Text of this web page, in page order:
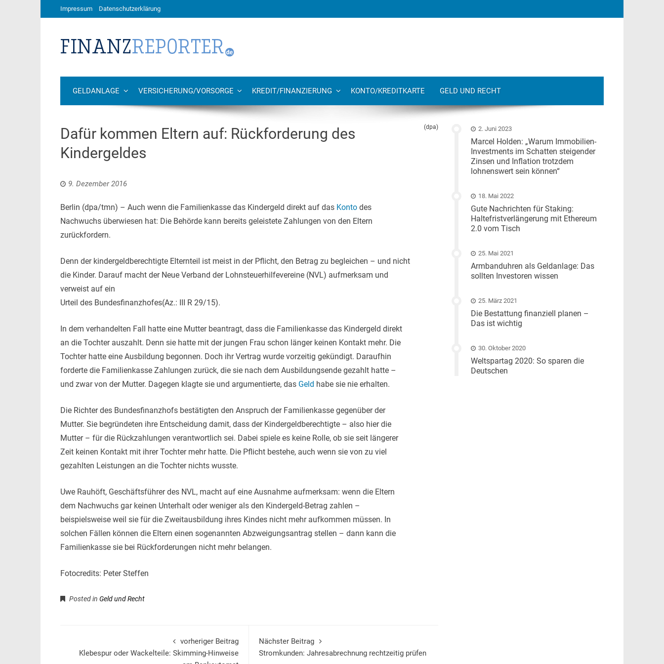
Impressum Datenschutzerklärung
GELDANLAGE VERSICHERUNG/VORSORGE KREDIT/FINANZIERUNG KONTO/KREDITKARTE GELD UND RECHT
Dafür kommen Eltern auf: Rückforderung des
Kindergeldes
(dpa)
9. Dezember 2016
Berlin (dpa/tmn) – Auch wenn die Familienkasse das Kindergeld direkt auf das Konto des
Nachwuchs überwiesen hat: Die Behörde kann bereits geleistete Zahlungen von den Eltern
zurückfordern.
Denn der kindergeldberechtigte Elternteil ist meist in der Pflicht, den Betrag zu begleichen – und nicht
die Kinder. Darauf macht der Neue Verband der Lohnsteuerhilfevereine (NVL) aufmerksam und
verweist auf ein
Urteil des Bundesfinanzhofes(Az.: III R 29/15).
In dem verhandelten Fall hatte eine Mutter beantragt, dass die Familienkasse das Kindergeld direkt
an die Tochter auszahlt. Denn sie hatte mit der jungen Frau schon länger keinen Kontakt mehr. Die
Tochter hatte eine Ausbildung begonnen. Doch ihr Vertrag wurde vorzeitig gekündigt. Daraufhin
forderte die Familienkasse Zahlungen zurück, die sie nach dem Ausbildungsende gezahlt hatte –
und zwar von der Mutter. Dagegen klagte sie und argumentierte, das Geld habe sie nie erhalten.
Die Richter des Bundesfinanzhofs bestätigten den Anspruch der Familienkasse gegenüber der
Mutter. Sie begründeten ihre Entscheidung damit, dass der Kindergeldberechtigte – also hier die
Mutter – für die Rückzahlungen verantwortlich sei. Dabei spiele es keine Rolle, ob sie seit längerer
Zeit keinen Kontakt mit ihrer Tochter mehr hatte. Die Pflicht bestehe, auch wenn sie von zu viel
gezahlten Leistungen an die Tochter nichts wusste.
Uwe Rauhöft, Geschäftsführer des NVL, macht auf eine Ausnahme aufmerksam: wenn die Eltern
dem Nachwuchs gar keinen Unterhalt oder weniger als den Kindergeld-Betrag zahlen –
beispielsweise weil sie für die Zweitausbildung ihres Kindes nicht mehr aufkommen müssen. In
solchen Fällen können die Eltern einen sogenannten Abzweigungsantrag stellen – dann kann die
Familienkasse sie bei Rückforderungen nicht mehr belangen.
Fotocredits: Peter Steffen
Posted in Geld und Recht
vorheriger Beitrag
Klebespur oder Wackelteile: Skimming-Hinweise
Nächster Beitrag
Stromkunden: Jahresabrechnung rechtzeitig prüfen
2. Juni 2023
Marcel Holden: „Warum Immobilien-
Investments im Schatten steigender
Zinsen und Inflation trotzdem
lohnenswert sein können“
18. Mai 2022
Gute Nachrichten für Staking:
Haltefristverlängerung mit Ethereum
2.0 vom Tisch
25. Mai 2021
Armbanduhren als Geldanlage: Das
sollten Investoren wissen
25. März 2021
Die Bestattung finanziell planen –
Das ist wichtig
30. Oktober 2020
Weltspartag 2020: So sparen die
Deutschen